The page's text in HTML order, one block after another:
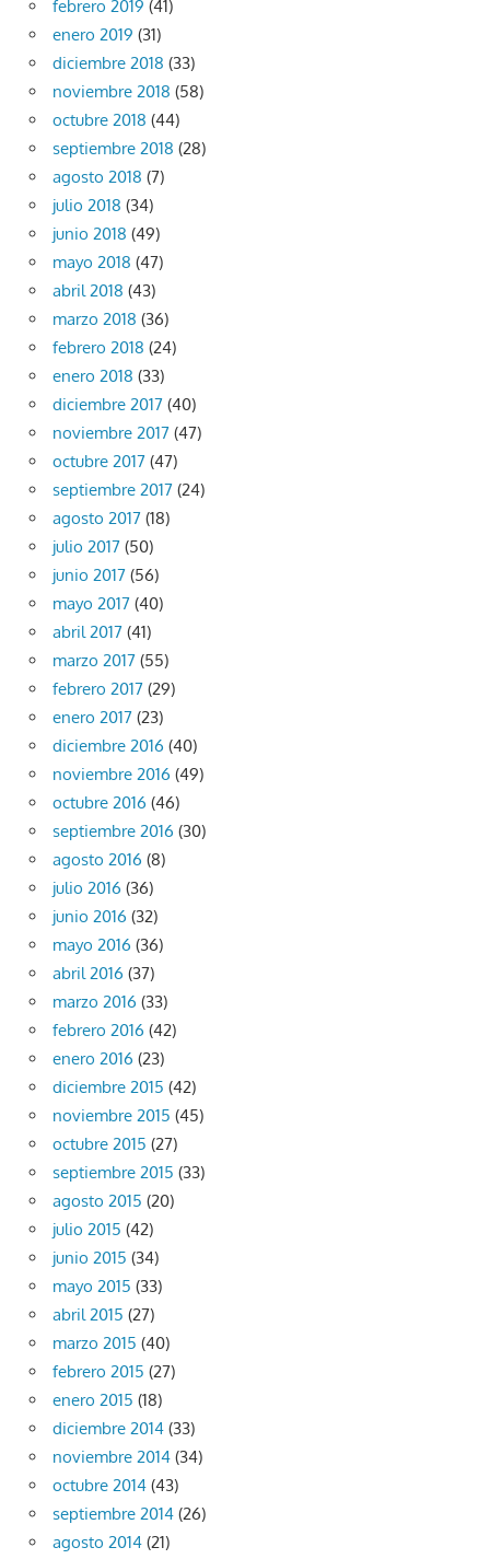
febrero 2019 (41)
enero 2019 (31)
diciembre 2018 (33)
noviembre 2018 (58)
octubre 2018 (44)
septiembre 2018 (28)
agosto 2018 (7)
julio 2018 (34)
junio 2018 (49)
mayo 2018 (47)
abril 2018 (43)
marzo 2018 (36)
febrero 2018 (24)
enero 2018 (33)
diciembre 2017 (40)
noviembre 2017 (47)
octubre 2017 (47)
septiembre 2017 (24)
agosto 2017 (18)
julio 2017 (50)
junio 2017 (56)
mayo 2017 (40)
abril 2017 (41)
marzo 2017 (55)
febrero 2017 (29)
enero 2017 (23)
diciembre 2016 (40)
noviembre 2016 (49)
octubre 2016 (46)
septiembre 2016 (30)
agosto 2016 (8)
julio 2016 (36)
junio 2016 (32)
mayo 2016 (36)
abril 2016 (37)
marzo 2016 (33)
febrero 2016 (42)
enero 2016 (23)
diciembre 2015 (42)
noviembre 2015 (45)
octubre 2015 (27)
septiembre 2015 (33)
agosto 2015 (20)
julio 2015 (42)
junio 2015 (34)
mayo 2015 (33)
abril 2015 (27)
marzo 2015 (40)
febrero 2015 (27)
enero 2015 (18)
diciembre 2014 (33)
noviembre 2014 (34)
octubre 2014 (43)
septiembre 2014 (26)
agosto 2014 (21)